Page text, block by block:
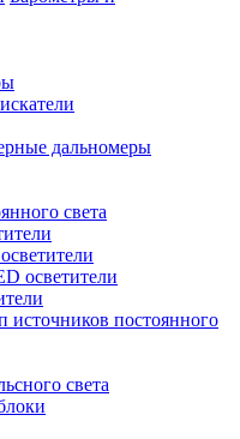
дальномеры
света
осветители
источников постоянного
света